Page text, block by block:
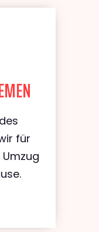
für